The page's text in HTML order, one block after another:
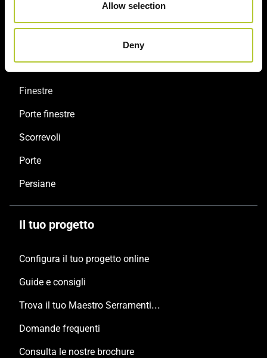
Allow selection
Deny
Finestre
Porte finestre
Scorrevoli
Porte
Persiane
Il tuo progetto
Configura il tuo progetto online
Guide e consigli
Trova il tuo Maestro Serramentista Domal
Domande frequenti
Consulta le nostre brochure